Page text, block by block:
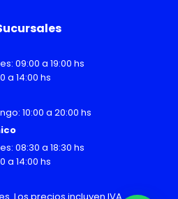
09:00 a 19:00 hs
a 14:00 hs
10:00 a 20:00 hs
08:30 a 18:30 hs
a 14:00 hs